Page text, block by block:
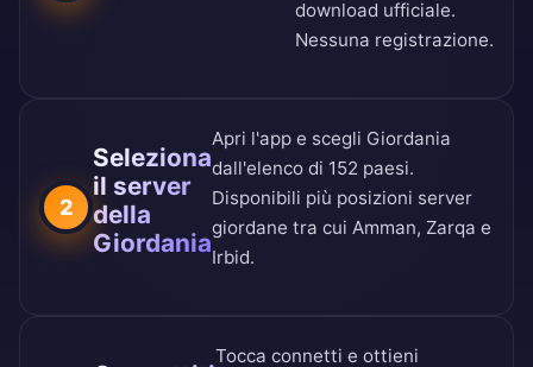
download ufficiale.
Nessuna registrazione.
2
Seleziona
il server
della
Giordania
Apri l'app e scegli Giordania
dall'elenco di 152 paesi.
Disponibili più posizioni server
giordane tra cui Amman, Zarqa e
Irbid.
Tocca connetti e ottieni